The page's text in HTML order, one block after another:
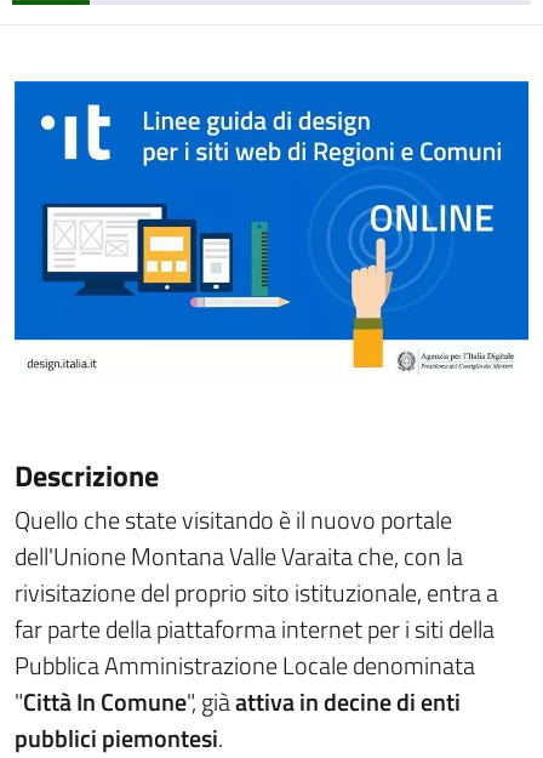
Descrizione
Quello che state visitando è il nuovo portale
dell'Unione Montana Valle Varaita che, con la
rivisitazione del proprio sito istituzionale, entra a
far parte della piattaforma internet per i siti della
Pubblica Amministrazione Locale denominata
"Città In Comune", giàattiva in decine di enti
pubblici piemontesi.